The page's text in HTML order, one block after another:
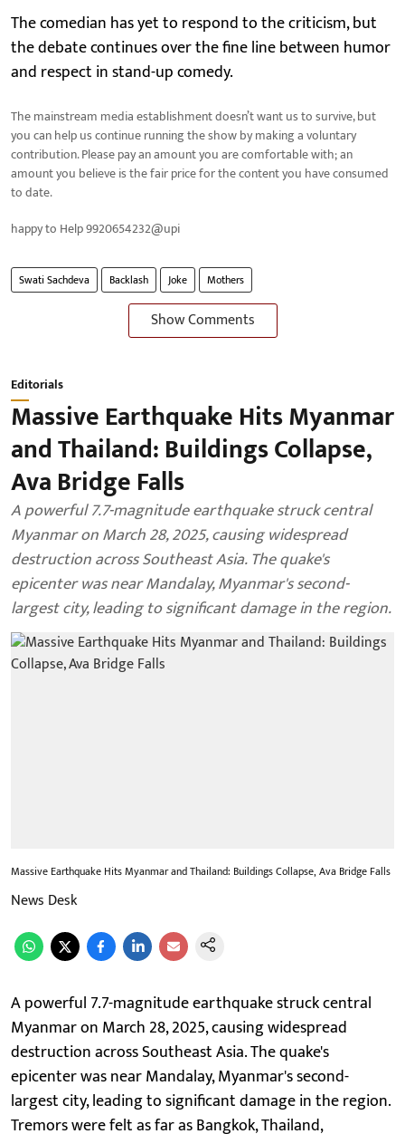
The comedian has yet to respond to the criticism, but
the debate continues over the fine line between humor
and respect in stand-up comedy.
The mainstream media establishment doesn’t want us to survive, but
you can help us continue running the show by making a voluntary
contribution. Please pay an amount you are comfortable with; an
amount you believe is the fair price for the content you have consumed
to date.
happy to Help 9920654232@upi
Swati Sachdeva Backlash Joke Mothers
Show Comments
Editorials
Massive Earthquake Hits Myanmar
and Thailand: Buildings Collapse,
Ava Bridge Falls
A powerful 7.7-magnitude earthquake struck central
Myanmar on March 28, 2025, causing widespread
destruction across Southeast Asia. The quake's
epicenter was near Mandalay, Myanmar's second-
largest city, leading to significant damage in the region.
Massive Earthquake Hits Myanmar and Thailand: Buildings Collapse, Ava Bridge Falls
News Desk
A powerful 7.7-magnitude earthquake struck central
Myanmar on March 28, 2025, causing widespread
destruction across Southeast Asia. The quake's
epicenter was near Mandalay, Myanmar's second-
largest city, leading to significant damage in the region.
Tremors were felt as far as Bangkok, Thailand,